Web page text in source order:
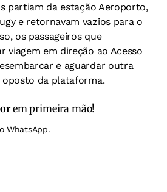
partiam da estação Aeroporto,
e retornavam vazios para o
os passageiros que
viagem em direção ao Acesso
e aguardar outra
da plataforma.
em primeira mão!
WhatsApp.